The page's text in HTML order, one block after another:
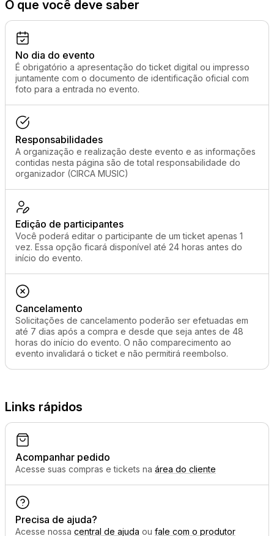
O que você deve saber
No dia do evento
É obrigatório a apresentação do ticket digital ou impresso
juntamente com o documento de identificação oficial com
foto para a entrada no evento.
Responsabilidades
A organização e realização deste evento e as informações
contidas nesta página são de total responsabilidade do
organizador (CIRCA MUSIC)
Edição de participantes
Você poderá editar o participante de um ticket apenas 1
vez. Essa opção ficará disponível até 24 horas antes do
início do evento.
Cancelamento
Solicitações de cancelamento poderão ser efetuadas em
até 7 dias após a compra e desde que seja antes de 48
horas do início do evento. O não comparecimento ao
evento invalidará o ticket e não permitirá reembolso.
Links rápidos
Acompanhar pedido
Acesse suas compras e tickets na área do cliente
Precisa de ajuda?
Acesse nossa central de ajuda ou fale com o produtor